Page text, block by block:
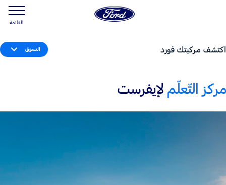
القائمة
اكتشف مركبتك فورد التسوق
مركز التّعلّم لإيفرست